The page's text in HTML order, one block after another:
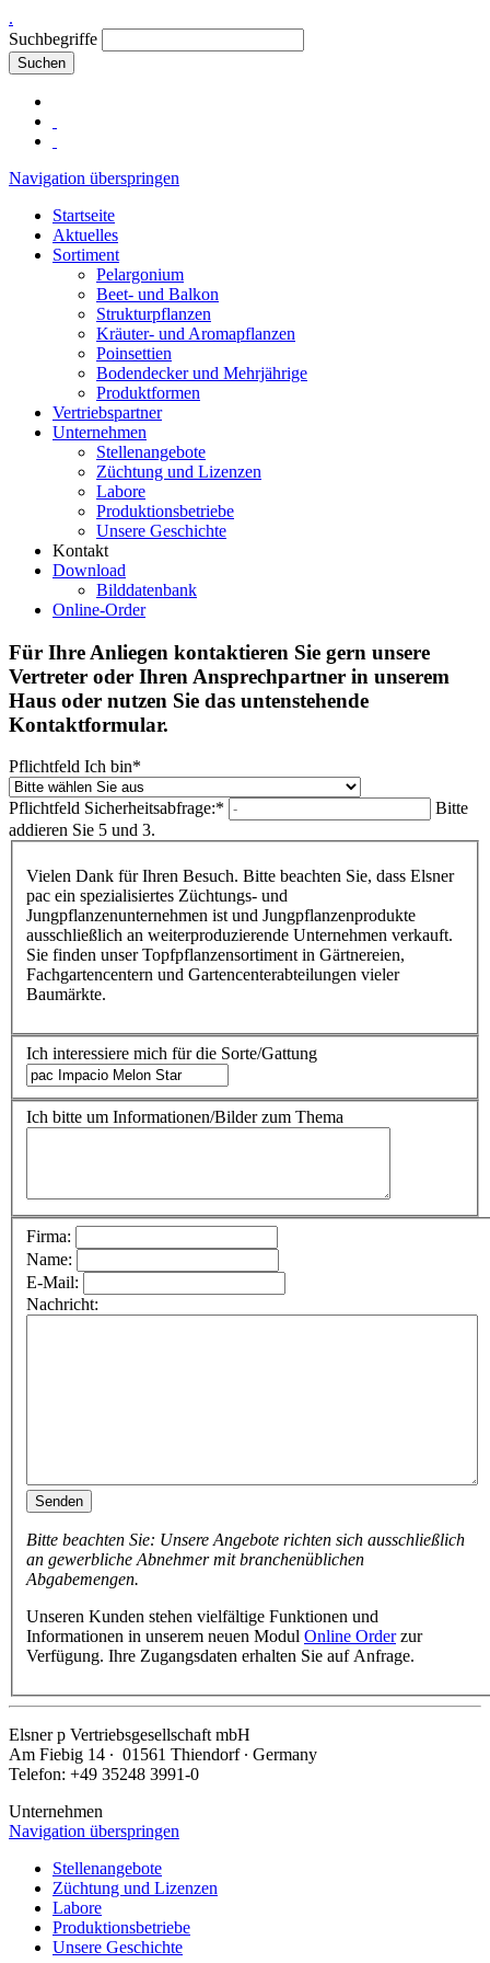
.
Suchbegriffe
Suchen
Navigation überspringen
Startseite
Aktuelles
Sortiment
Pelargonium
Beet- und Balkon
Strukturpflanzen
Kräuter- und Aromapflanzen
Poinsettien
Bodendecker und Mehrjährige
Produktformen
Vertriebspartner
Unternehmen
Stellenangebote
Züchtung und Lizenzen
Labore
Produktionsbetriebe
Unsere Geschichte
Kontakt
Download
Bilddatenbank
Online-Order
Für Ihre Anliegen kontaktieren Sie gern unsere
Vertreter oder Ihren Ansprechpartner in unserem
Haus oder nutzen Sie das untenstehende
Kontaktformular.
Pflichtfeld Ich bin*
Pflichtfeld Sicherheitsabfrage:*
Bitte
addieren Sie 5 und 3.
Vielen Dank für Ihren Besuch. Bitte beachten Sie, dass Elsner
pac ein spezialisiertes Züchtungs- und
Jungpflanzenunternehmen ist und Jungpflanzenprodukte
ausschließlich an weiterproduzierende Unternehmen verkauft.
Sie finden unser Topfpflanzensortiment in Gärtnereien,
Fachgartencentern und Gartencenterabteilungen vieler
Baumärkte.
Ich interessiere mich für die Sorte/Gattung
Ich bitte um Informationen/Bilder zum Thema
Firma:
Name:
E-Mail:
Nachricht:
Senden
Bitte beachten Sie: Unsere Angebote richten sich ausschließlich
an gewerbliche Abnehmer mit branchenüblichen
Abgabemengen.
Unseren Kunden stehen vielfältige Funktionen und
Informationen in unserem neuen Modul Online Orderzur
Verfügung. Ihre Zugangsdaten erhalten Sie auf Anfrage.
Elsnerp Vertriebsgesellschaft mbH
Am Fiebig 14 ∙ 01561 Thiendorf ∙ Germany
Telefon: +49 35248 3991-0
Unternehmen
Navigation überspringen
Stellenangebote
Züchtung und Lizenzen
Labore
Produktionsbetriebe
Unsere Geschichte